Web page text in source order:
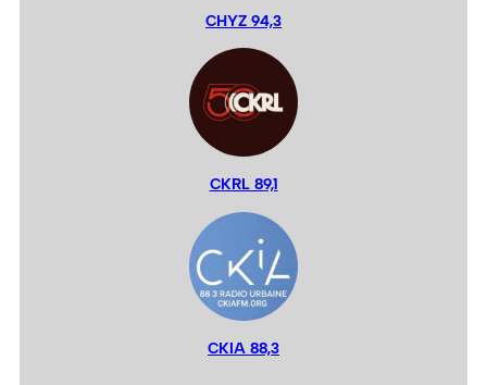
CHYZ 94,3
CKRL 89,1
CKIA 88,3